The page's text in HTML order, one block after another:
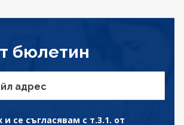
бюлетин
адрес
и се съгласявам с т.3.1. от